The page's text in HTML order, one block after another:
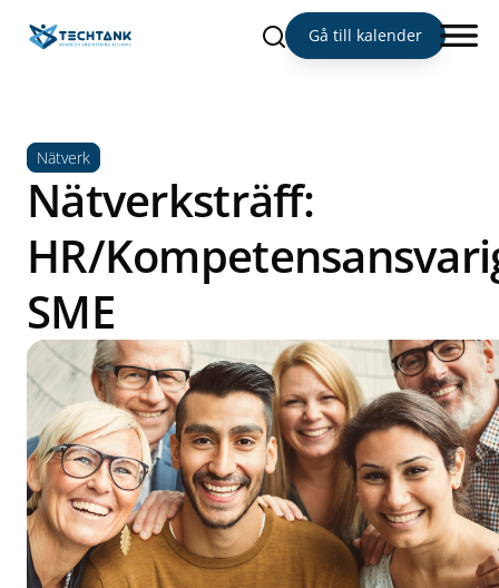
Sök Gå till kalender
Nätverk
Nätverksträff:
HR/
SME